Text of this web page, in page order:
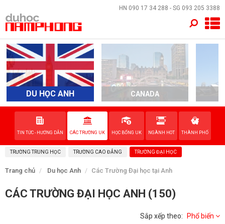
HN 090 17 34 288 - SG 093 205 3388
DU HỌC ANH CANADA
TIN TỨC - HƯỚNG DẪN CÁC TRƯỜNG UK HỌC BỔNG UK NGÀNH HOT THÀNH PHỐ
TRƯỜNG TRUNG HỌC TRƯỜNG CAO ĐẲNG TRƯỜNG ĐẠI HỌC
Trang chủ Du học Anh Các Trường Đại học tại Anh
CÁC TRƯỜNG ĐẠI HỌC ANH (150)
Sắp xếp theo: Phổ biến
×
TRANG CHỦ
QUỐC GIA
DỊCH VỤ
VỀ NAM PHONG